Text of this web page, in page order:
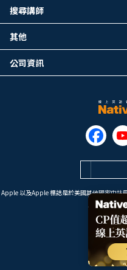
Apple 以及Apple 標誌是於美國其他國家中
Google Play
Copyright
搜尋講師
其他
公司資訊